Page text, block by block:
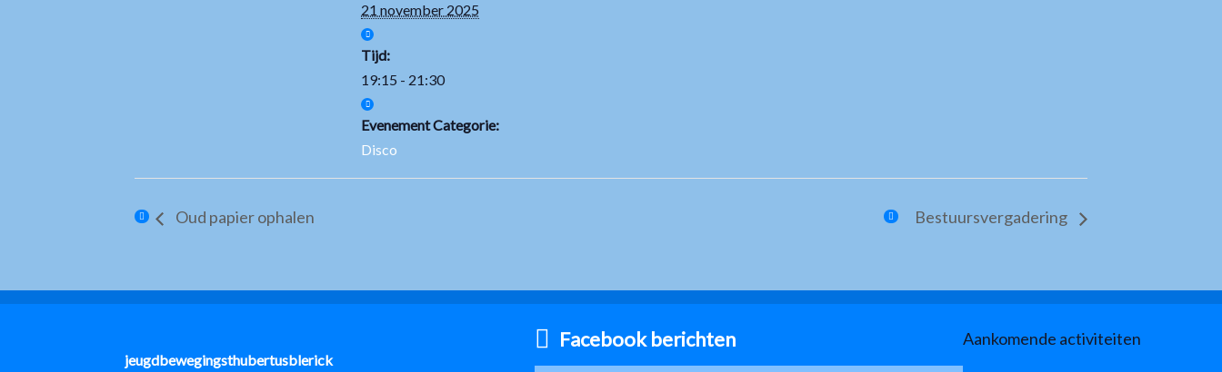
21 november 2025
Tijd:
19:15 - 21:30
Evenement Categorie:
Disco
Oud papier ophalen Bestuursvergadering
jeugdbewegingsthubertusblerick
Facebook berichten Aankomende activiteiten